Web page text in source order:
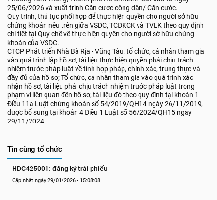
25/06/2026 và xuất trình Căn cước công dân/ Căn cước.
Quy trình, thủ tục phối hợp để thực hiện quyền cho người sở hữu
chứng khoán nêu trên giữa VSDC, TCĐKCK và TVLK theo quy định
chi tiết tại Quy chế về thực hiện quyền cho người sở hữu chứng
khoán của VSDC.
CTCP Phát triển Nhà Bà Rịa - Vũng Tàu, tổ chức, cá nhân tham gia
vào quá trình lập hồ sơ, tài liệu thực hiện quyền phải chịu trách
nhiệm trước pháp luật về tính hợp pháp, chính xác, trung thực và
đầy đủ của hồ sơ; Tổ chức, cá nhân tham gia vào quá trình xác
nhận hồ sơ, tài liệu phải chịu trách nhiệm trước pháp luật trong
phạm vi liên quan đến hồ sơ, tài liệu đó theo quy định tại khoản 1
Điều 11a Luật chứng khoán số 54/2019/QH14 ngày 26/11/2019,
được bổ sung tại khoản 4 Điều 1 Luật số 56/2024/QH15 ngày
29/11/2024.
Tin cùng tổ chức
HDC425001: đăng ký trái phiếu
Cập nhật ngày 29/01/2026 - 15:08:08